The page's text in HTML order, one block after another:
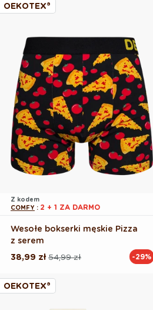
OEKOTEX®
Z kodem
COMFY : 2 + 1 ZA DARMO
Wesołe bokserki męskie Pizza
z serem
Cena
54,99 zł
Cena
38,99 zł -29%
OEKOTEX®